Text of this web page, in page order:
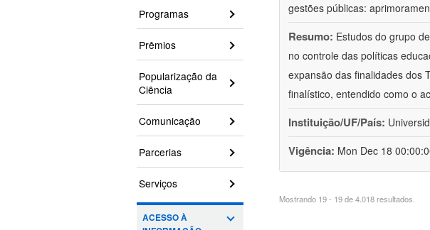
Programas
Prêmios
Popularização da
Ciência
Comunicação
Parcerias
Serviços
ACESSO À
gestões públicas:
Resumo: Estudos do grupo
no controle das políticas
expansão das finalidades dos
finalístico, entendido como o
Instituição/UF/País:
Vigência: Mon Dec 18
Mostrando 19 - 19 de 4.018 resultados.